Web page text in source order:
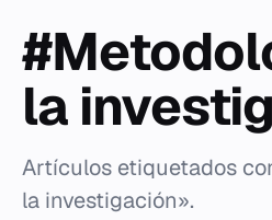
la
Artículos etiquetados
la investigación».